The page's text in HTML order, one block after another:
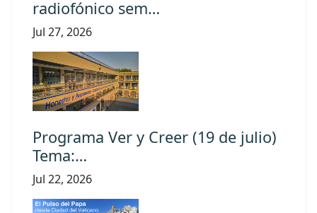
radiofónico sem…
Jul 27, 2026
Programa Ver y Creer (19 de julio)
Tema:…
Jul 22, 2026